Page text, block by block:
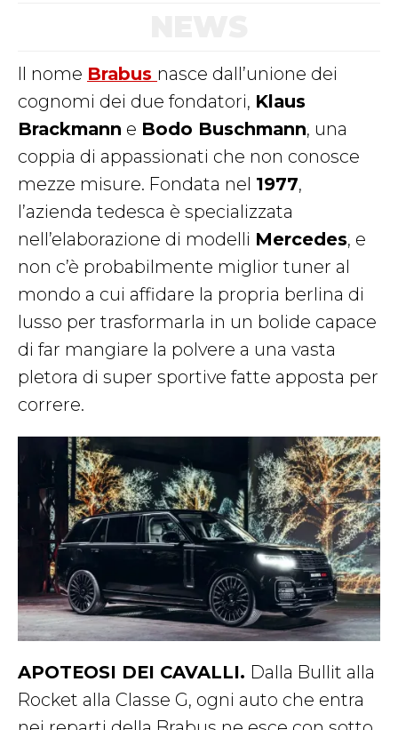
Il nome Brabus nasce dall’unione dei
cognomi dei due fondatori, Klaus
Brackmann e Bodo Buschmann, una
coppia di appassionati che non conosce
mezze misure. Fondata nel 1977,
l’azienda tedesca è specializzata
nell’elaborazione di modelli Mercedes, e
non c’è probabilmente miglior tuner al
mondo a cui affidare la propria berlina di
lusso per trasformarla in un bolide capace
di far mangiare la polvere a una vasta
pletora di super sportive fatte apposta per
correre.
APOTEOSI DEI CAVALLI. Dalla Bullit alla
Rocket alla Classe G, ogni auto che entra